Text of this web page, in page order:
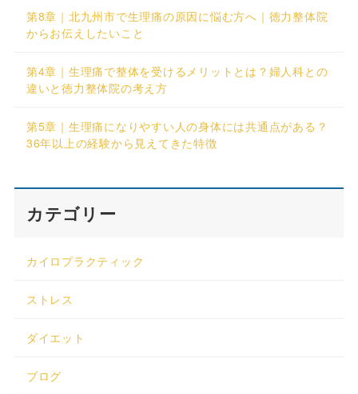
第8章｜北九州市で生理痛の原因に悩む方へ｜徳力整体院
からお伝えしたいこと
第4章｜生理痛で整体を受けるメリットとは？婦人科との
違いと徳力整体院の考え方
第5章｜生理痛になりやすい人の身体には共通点がある？
36年以上の経験から見えてきた特徴
カテゴリー
カイロプラクティック
ストレス
ダイエット
ブログ